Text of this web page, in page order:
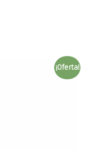
¡Oferta!